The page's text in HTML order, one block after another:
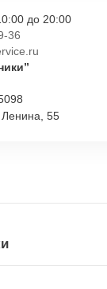
Ленина, 55
до 20:00
36